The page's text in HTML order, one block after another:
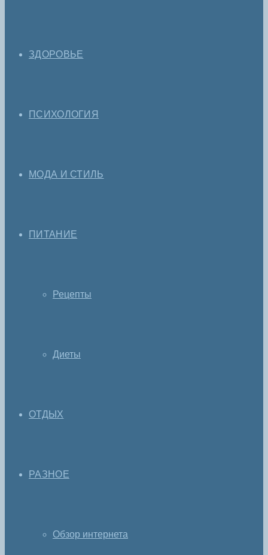
ЗДОРОВЬЕ
ПСИХОЛОГИЯ
МОДА И СТИЛЬ
ПИТАНИЕ
Рецепты
Диеты
ОТДЫХ
РАЗНОЕ
Обзор интернета